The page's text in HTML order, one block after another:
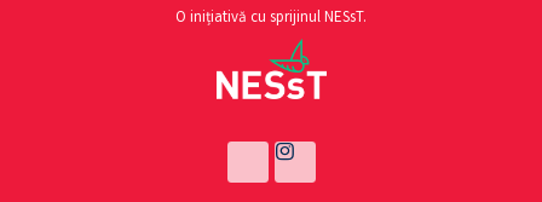
O inițiativă cu sprijinul NESsT.